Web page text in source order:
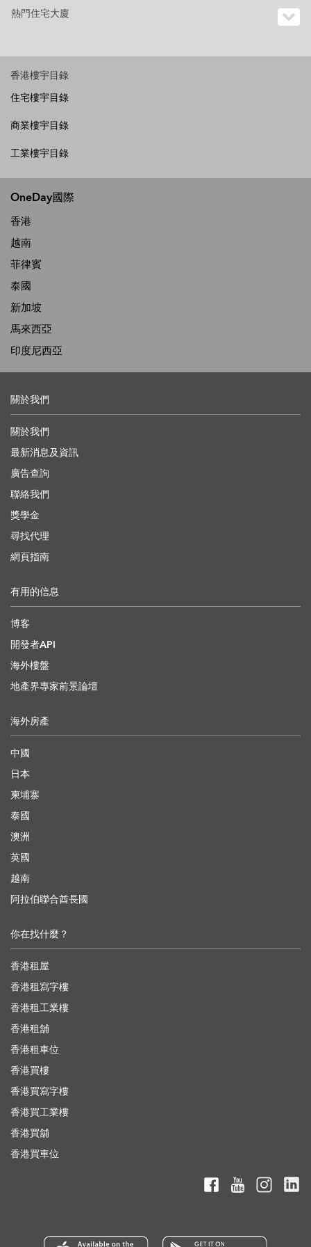
熱門住宅大廈
香港樓宇目錄
住宅樓宇目錄
商業樓宇目錄
工業樓宇目錄
OneDay國際
香港
越南
菲律賓
泰國
新加坡
馬來西亞
印度尼西亞
關於我們
關於我們
最新消息及資訊
廣告查詢
聯絡我們
獎學金
尋找代理
網頁指南
有用的信息
博客
開發者API
海外樓盤
地產界專家前景論壇
海外房產
中國
日本
柬埔寨
泰國
澳洲
英國
越南
阿拉伯聯合酋長國
你在找什麼？
香港租屋
香港租寫字樓
香港租工業樓
香港租舖
香港租車位
香港買樓
香港買寫字樓
香港買工業樓
香港買舖
香港買車位